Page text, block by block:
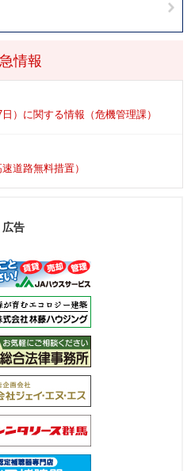
情報
）に関する情報（危機管理課）
道路無料措置）
広告